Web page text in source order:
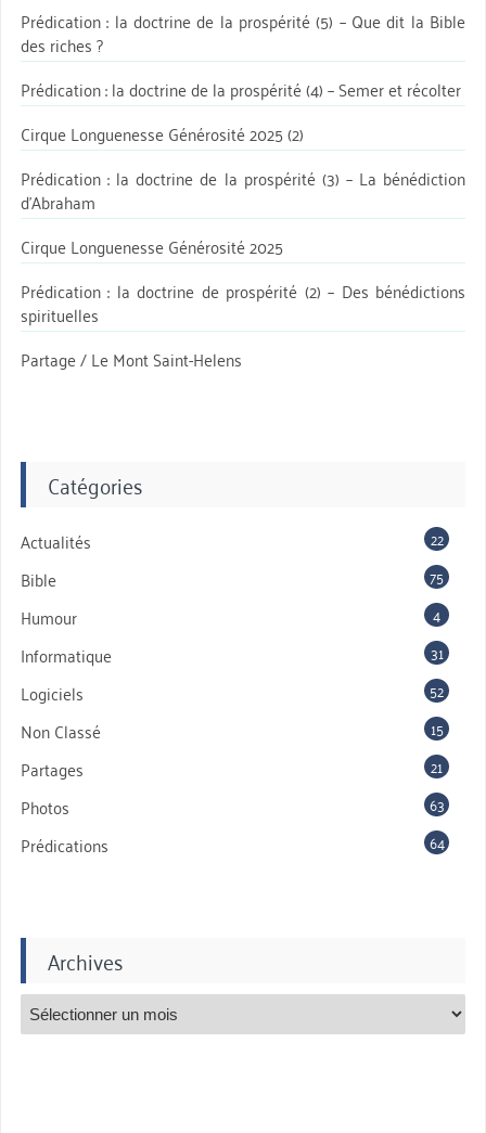
Prédication : la doctrine de la prospérité (5) – Que dit la Bible
des riches ?
Prédication : la doctrine de la prospérité (4) – Semer et récolter
Cirque Longuenesse Générosité 2025 (2)
Prédication : la doctrine de la prospérité (3) – La bénédiction
d’Abraham
Cirque Longuenesse Générosité 2025
Prédication : la doctrine de prospérité (2) – Des bénédictions
spirituelles
Partage / Le Mont Saint-Helens
Catégories
Actualités 22
Bible 75
Humour 4
Informatique 31
Logiciels 52
Non Classé 15
Partages 21
Photos 63
Prédications 64
Archives